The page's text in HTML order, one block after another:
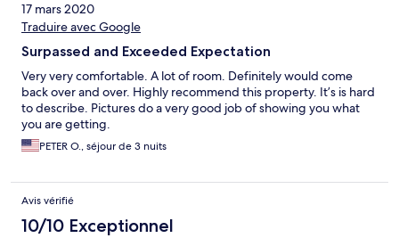
17 mars 2020
Traduire avec Google
Surpassed and Exceeded Expectation
Very very comfortable. A lot of room. Definitely would come
back over and over. Highly recommend this property. It’s is hard
to describe. Pictures do a very good job of showing you what
you are getting.
PETER O., séjour de 3 nuits
Avis vérifié
10/10 Exceptionnel